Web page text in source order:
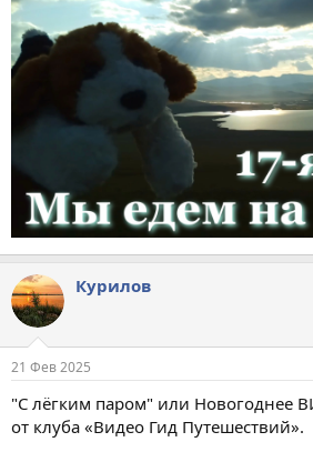
Курилов
21 Фев 2025
"С лёгким паром" или Новогоднее
от клуба «Видео Гид Путешествий».